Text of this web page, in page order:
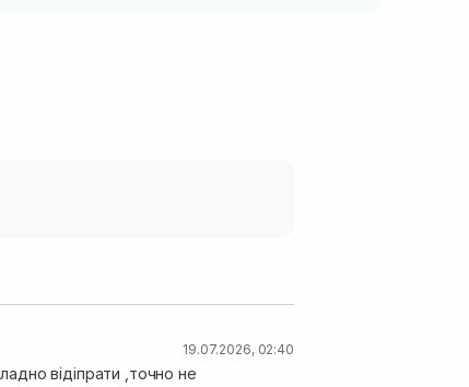
19.07.2026, 02:40
відіпрати ,точно не